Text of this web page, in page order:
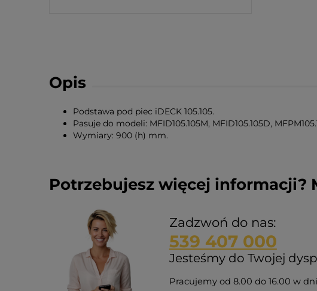
Opis
Podstawa pod piec iDECK 105.105.
Pasuje do modeli: MFID105.105M, MFID105.105D,
Wymiary: 900 (h) mm.
Potrzebujesz więcej informacji?
Zadzwoń do nas:
539 407 000
Jesteśmy do Twojej
Pracujemy od 8.00 do 16.00 w